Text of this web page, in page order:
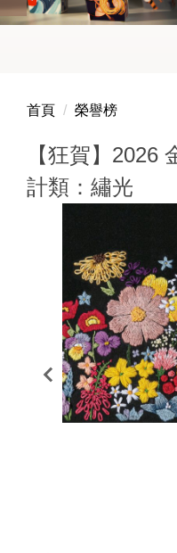
首頁 榮譽榜
【狂賀】2026
計類：繡光